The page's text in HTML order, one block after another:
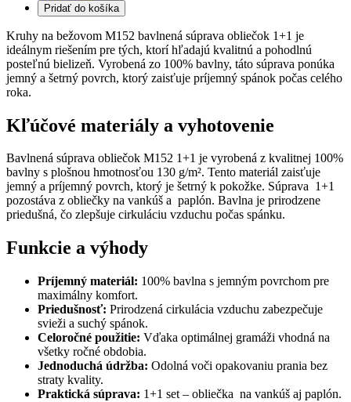
Pridať do košíka
Kruhy na bežovom M152 bavlnená súprava obliečok 1+1 je
ideálnym riešením pre tých, ktorí hľadajú kvalitnú a pohodlnú
posteľnú bielizeň. Vyrobená zo 100% bavlny, táto súprava ponúka
jemný a šetrný povrch, ktorý zaisťuje príjemný spánok počas celého
roka.
Kľúčové materiály a vyhotovenie
Bavlnená súprava obliečok M152 1+1 je vyrobená z kvalitnej 100%
bavlny s plošnou hmotnosťou 130 g/m². Tento materiál zaisťuje
jemný a príjemný povrch, ktorý je šetrný k pokožke. Súprava 1+1
pozostáva z obliečky na vankúš a paplón. Bavlna je prirodzene
priedušná, čo zlepšuje cirkuláciu vzduchu počas spánku.
Funkcie a výhody
Príjemný materiál: 100% bavlna s jemným povrchom pre
maximálny komfort.
Priedušnosť: Prirodzená cirkulácia vzduchu zabezpečuje
svieži a suchý spánok.
Celoročné použitie: Vďaka optimálnej gramáži vhodná na
všetky ročné obdobia.
Jednoduchá údržba: Odolná voči opakovaniu prania bez
straty kvality.
Praktická súprava: 1+1 set – obliečka na vankúš aj paplón.